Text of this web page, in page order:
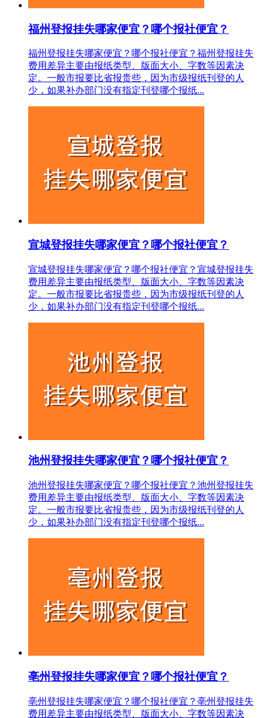
福州登报挂失哪家便宜？哪个报社便宜？
福州登报挂失哪家便宜？哪个报社便宜？福州登报挂失
费用差异主要由报纸类型、版面大小、字数等因素决
定。一般市报要比省报贵些，因为市级报纸刊登的人
少，如果补办部门没有指定刊登哪个报纸...
宣城登报挂失哪家便宜？哪个报社便宜？
宣城登报挂失哪家便宜？哪个报社便宜？宣城登报挂失
费用差异主要由报纸类型、版面大小、字数等因素决
定。一般市报要比省报贵些，因为市级报纸刊登的人
少，如果补办部门没有指定刊登哪个报纸...
池州登报挂失哪家便宜？哪个报社便宜？
池州登报挂失哪家便宜？哪个报社便宜？池州登报挂失
费用差异主要由报纸类型、版面大小、字数等因素决
定。一般市报要比省报贵些，因为市级报纸刊登的人
少，如果补办部门没有指定刊登哪个报纸...
亳州登报挂失哪家便宜？哪个报社便宜？
亳州登报挂失哪家便宜？哪个报社便宜？亳州登报挂失
费用差异主要由报纸类型、版面大小、字数等因素决